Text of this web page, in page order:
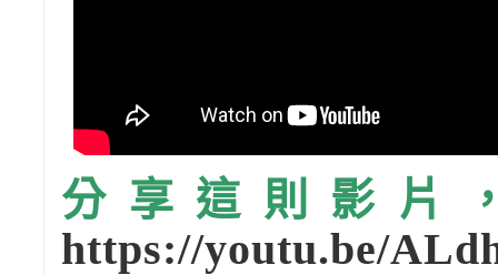
分享這則影片
https://youtu.be/